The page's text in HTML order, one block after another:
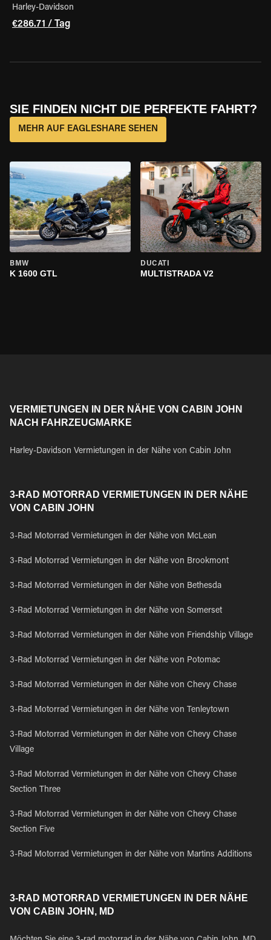
Harley-Davidson
€286.71 / Tag
SIE FINDEN NICHT DIE PERFEKTE FAHRT?
MEHR AUF EAGLESHARE SEHEN
BMW
K 1600 GTL
DUCATI
MULTISTRADA V2
VERMIETUNGEN IN DER NÄHE VON CABIN JOHN
NACH FAHRZEUGMARKE
Harley-Davidson Vermietungen in der Nähe von Cabin John
3-RAD MOTORRAD VERMIETUNGEN IN DER NÄHE
VON CABIN JOHN
3-Rad Motorrad Vermietungen in der Nähe von McLean
3-Rad Motorrad Vermietungen in der Nähe von Brookmont
3-Rad Motorrad Vermietungen in der Nähe von Bethesda
3-Rad Motorrad Vermietungen in der Nähe von Somerset
3-Rad Motorrad Vermietungen in der Nähe von Friendship Village
3-Rad Motorrad Vermietungen in der Nähe von Potomac
3-Rad Motorrad Vermietungen in der Nähe von Chevy Chase
3-Rad Motorrad Vermietungen in der Nähe von Tenleytown
3-Rad Motorrad Vermietungen in der Nähe von Chevy Chase
Village
3-Rad Motorrad Vermietungen in der Nähe von Chevy Chase
Section Three
3-Rad Motorrad Vermietungen in der Nähe von Chevy Chase
Section Five
3-Rad Motorrad Vermietungen in der Nähe von Martins Additions
3-RAD MOTORRAD VERMIETUNGEN IN DER NÄHE
VON CABIN JOHN, MD